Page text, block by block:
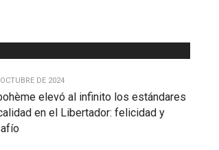
DE 2024
elevó al infinito los estándares
en el Libertador: felicidad y